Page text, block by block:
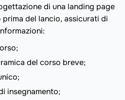
di una landing page
del lancio, assicurati di
del corso breve;
insegnamento;